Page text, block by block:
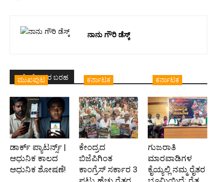
ನಾನು ಗೌರಿ ಡೆಸ್ಕ್
ಇದೇ ಲೇಖಕರ ಬರಹ
ಮುಖಪುಟ
ಡಾರ್ಕ್ ಪ್ಯಾಟರ್ನ್ಸ್ |
ಆಧುನಿಕ ಕಾಲದ
ಆಧುನಿಕ ಶೋಷಣೆ!
ಕರ್ನಾಟಕ
ಕೇಂದ್ರದ
ಬಿಜೆಪಿಗಿಂತ
ಕಾಂಗ್ರೆಸ್‌ ಸರ್ಕಾರ 3
ಕರ್ನಾಟಕ
ಗುಜರಾತಿ
ಮಾರವಾಡಿಗಳ
ಕೈಯ್ಯಲ್ಲಿ ನಮ್ಮ ರೈತರ